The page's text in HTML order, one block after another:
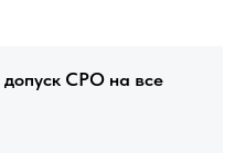
допуск СРО на все